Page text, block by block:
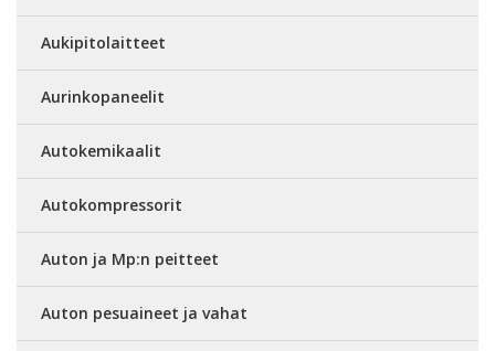
Aukipitolaitteet
Aurinkopaneelit
Autokemikaalit
Autokompressorit
Auton ja Mp:n peitteet
Auton pesuaineet ja vahat